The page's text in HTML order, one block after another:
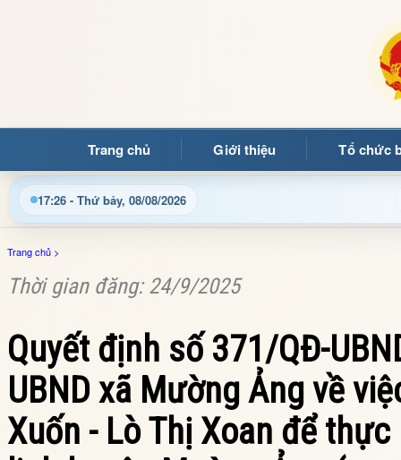
Trang chủ Giới thiệu Tổ chức
17:27 - Thứ bảy, 08/08/2026
đọc đến với Trang thông tin điện tử xã Mường Ảng
Trang chủ >
Thời gian đăng: 24/9/2025
Quyết định số 371/QĐ-
UBND xã Mường Ảng về
Xuốn - Lò Thị Xoan để